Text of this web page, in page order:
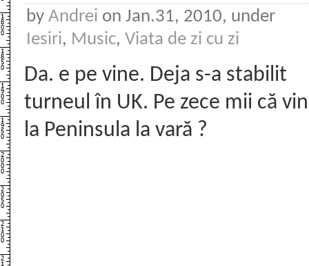
by Andrei on Jan.31, 2010, under
Iesiri, Music, Viata de zi cu zi
Da. e pe vine. Deja s-a stabilit
turneul în UK. Pe zece mii că vin
la Peninsula la vară ?